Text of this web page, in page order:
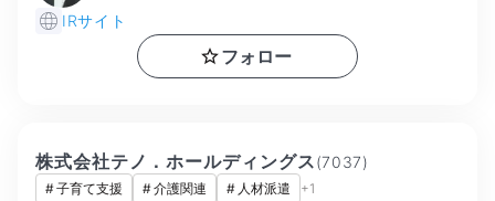
IRサイト
フォロー
株式会社テノ．ホールディングス(7037)
#子育て支援 #介護関連 # 人材派遣 +1